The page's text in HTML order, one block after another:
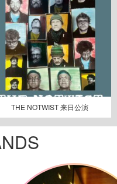
THE NOTWIST 来日公演